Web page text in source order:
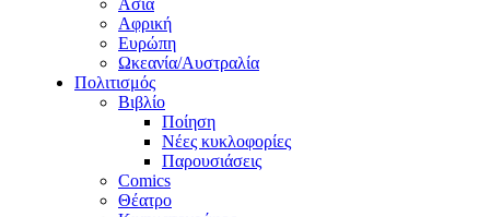
Ασία
Αφρική
Ευρώπη
Ωκεανία/Αυστραλία
Πολιτισμός
Βιβλίο
Ποίηση
Νέες κυκλοφορίες
Παρουσιάσεις
Comics
Θέατρο